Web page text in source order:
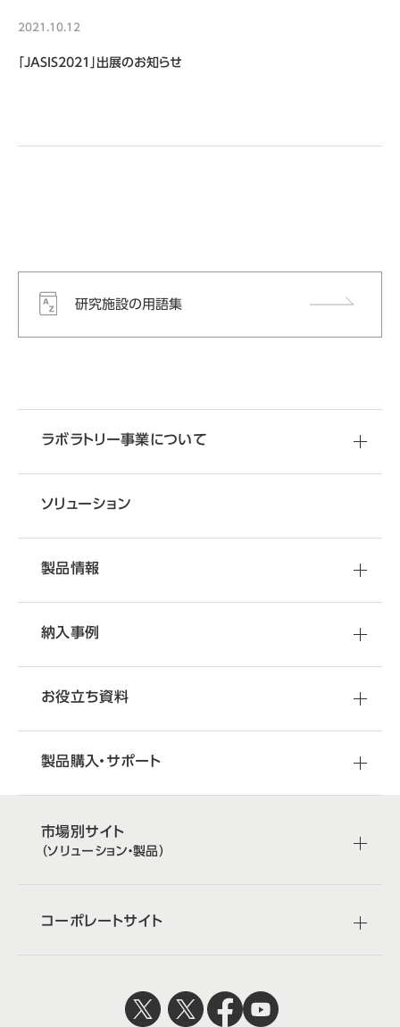
2021.10.12
「JASIS2021」出展のお知らせ
研究施設の用語集
研究施設の移転・改善のことなら
使い方やお困りごとに関する
ラボラトリー事業について
ソリューション
製品情報
納入事例
お役立ち資料
製品購入・サポート
市場別サイト
（ソリューション・製品）
コーポレートサイト